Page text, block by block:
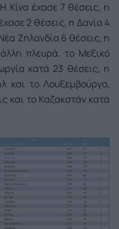
Κίνα έχασε 7 θέσεις, η
2 θέσεις, η Δανία 4
Ζηλανδία 6 θέσεις, η
πλευρά, το Μεξικό
κατά 23 θέσεις, η
και το Λουξεμβούργο,
και το Καζακστάν κατά